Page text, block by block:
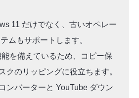
11 だけでなく、古いオペレー
ムもサポートします。
を備えているため、コピー保
クのリッピングに役立ちます。
ンバーターと YouTube ダウン